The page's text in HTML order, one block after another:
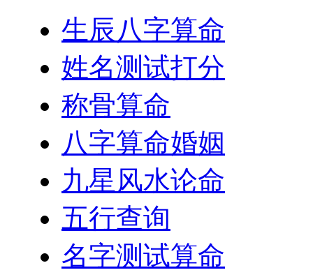
生辰八字算命
姓名测试打分
称骨算命
八字算命婚姻
九星风水论命
五行查询
名字测试算命